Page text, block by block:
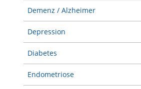
Demenz / Alzheimer
Depression
Diabetes
Endometriose